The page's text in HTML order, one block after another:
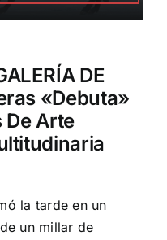
DE
«debuta»
De Arte
la tarde en un
un millar de